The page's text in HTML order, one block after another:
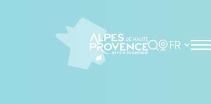
Rechercher
Choisir la langue